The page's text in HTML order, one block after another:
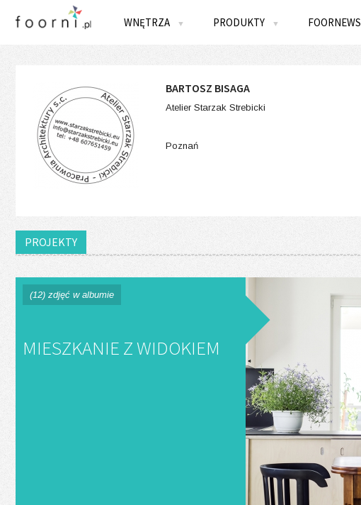
WNĘTRZA ▼ PRODUKTY ▼ FOORNEWS
BARTOSZ BISAGA
Atelier Starzak Strebicki
Poznań
PROJEKTY
(12) zdjęć w albumie
MIESZKANIE Z WIDOKIEM